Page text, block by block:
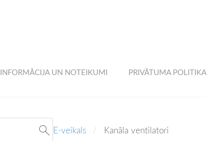
INFORMĀCIJA UN NOTEIKUMI PRIVĀTUMA POLITIKA
E-veikals Kanāla ventilatori